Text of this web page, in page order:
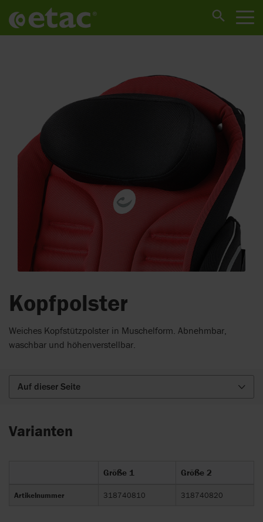
Kopfpolster
Weiches Kopfstützpolster in Muschelform. Abnehmbar,
waschbar und höhenverstellbar.
Auf dieser Seite
Varianten
Größe 1 Größe 2
Artikelnummer 318740810 318740820